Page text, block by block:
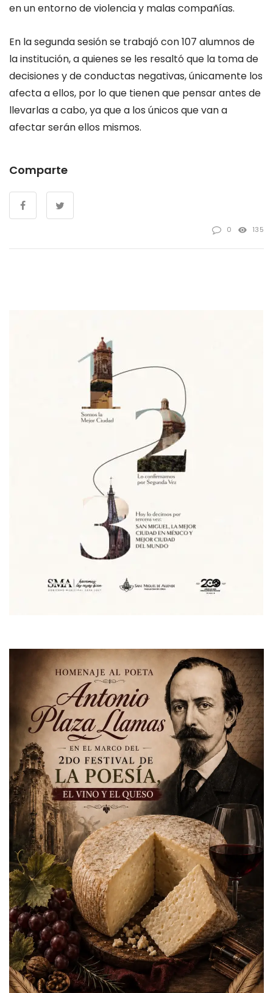
en un entorno de violencia y malas compañías.
En la segunda sesión se trabajó con 107 alumnos de
la institución, a quienes se les resaltó que la toma de
decisiones y de conductas negativas, únicamente los
afecta a ellos, por lo que tienen que pensar antes de
llevarlas a cabo, ya que a los únicos que van a
afectar serán ellos mismos.
Comparte
0 135